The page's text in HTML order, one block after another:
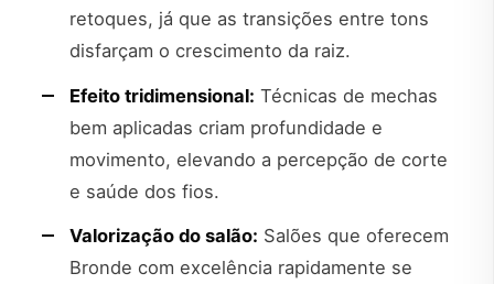
retoques, já que as transições entre tons
disfarçam o crescimento da raiz.
Efeito tridimensional: Técnicas de mechas
bem aplicadas criam profundidade e
movimento, elevando a percepção de corte
e saúde dos fios.
Valorização do salão: Salões que oferecem
Bronde com excelência rapidamente se